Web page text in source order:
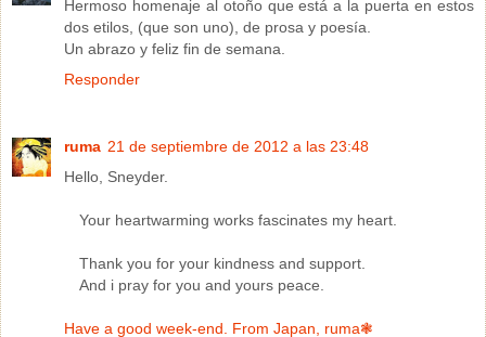
Hermoso homenaje al otoño que está a la puerta en estos
dos etilos, (que son uno), de prosa y poesía.
Un abrazo y feliz fin de semana.
Responder
ruma 21 de septiembre de 2012 a las 23:48
Hello, Sneyder.
Your heartwarming works fascinates my heart.
Thank you for your kindness and support.
And i pray for you and yours peace.
Have a good week-end. From Japan, ruma❃